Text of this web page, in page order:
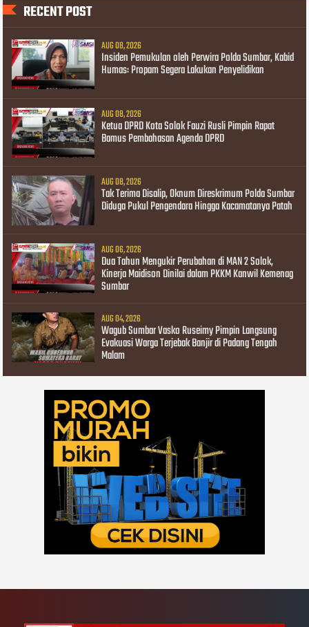
RECENT POST
AUG 08, 2026
Insiden Pemukulan oleh Perwira Polda Sumbar, Kabid
Humas: Propam Segera Lakukan Penyelidikan
AUG 08, 2026
Ketua DPRD Kota Solok Fauzi Rusli Pimpin Rapat
Bamus Pembahasan Agenda DPRD
AUG 08, 2026
Tak Terima Disalip, Oknum Direskrimum Polda Sumbar
Diduga Pukul Pengendara Hingga Kacamatanya Patah
AUG 06, 2026
Dua Tahun Mengukir Perubahan di MAN 2 Solok,
Kinerja Maidison Dinilai dalam PKKM Kanwil Kemenag
Sumbar
AUG 04, 2026
Wagub Sumbar Vasko Ruseimy Pimpin Langsung
Evakuasi Warga Terjebak Banjir di Padang Tengah
Malam